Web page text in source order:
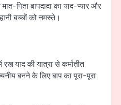
पिता बापदादा का याद-प्यार और
बच्चों को नमस्ते।
रख याद की यात्रा से कर्मातीत
बनने के लिए बाप का पूरा-पूरा